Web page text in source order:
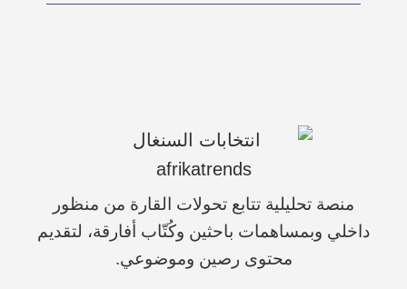
منصة تحليلية تتابع تحولات القارة من منظور
داخلي وبمساهمات باحثين وكُتّاب أفارقة، لتقديم
محتوى رصين وموضوعي.